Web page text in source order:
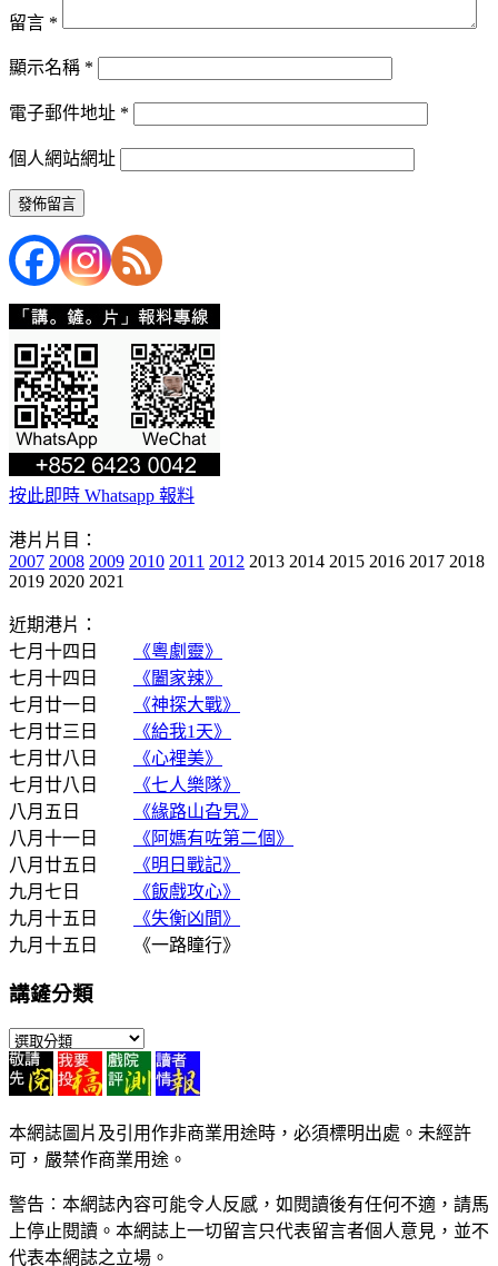
留言 *
顯示名稱 *
電子郵件地址 *
個人網站網址
按此即時 Whatsapp 報料
港片片目：
2007 2008 2009 2010 2011 2012 2013 2014 2015 2016 2017 2018
2019 2020 2021
近期港片：
七月十四日
《粵劇靈》
七月十四日
《闔家辣》
七月廿一日
《神探大戰》
七月廿三日
《給我1天》
七月廿八日
《心裡美》
七月廿八日
《七人樂隊》
八月五日
《緣路山旮旯》
八月十一日
《阿媽有咗第二個》
八月廿五日
《明日戰記》
九月七日
《飯戲攻心》
九月十五日
《失衡凶間》
九月十五日 《一路瞳行》
講鏟分類
講
鏟
分
類
本網誌圖片及引用作非商業用途時，必須標明出處。未經許
可，嚴禁作商業用途。
警告︰本網誌內容可能令人反感，如閱讀後有任何不適，請馬
上停止閱讀。本網誌上一切留言只代表留言者個人意見，並不
代表本網誌之立場。